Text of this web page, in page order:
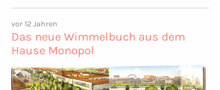
vor 12 Jahren
Das neue Wimmelbuch aus dem
Hause Monopol